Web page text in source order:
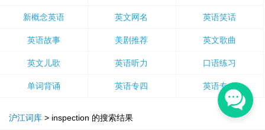
新概念英语 英文网名 英语笑话
英语故事 美剧推荐 英文歌曲
英文儿歌 英语听力 口语练习
单词背诵 英语专四 英语专八
沪江词库 > inspection 的搜索结果